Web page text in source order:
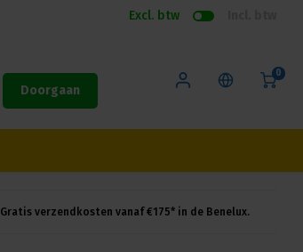
Excl. btw
Doorgaan
0
Gratis verzendkosten vanaf €175* in de Benelux.